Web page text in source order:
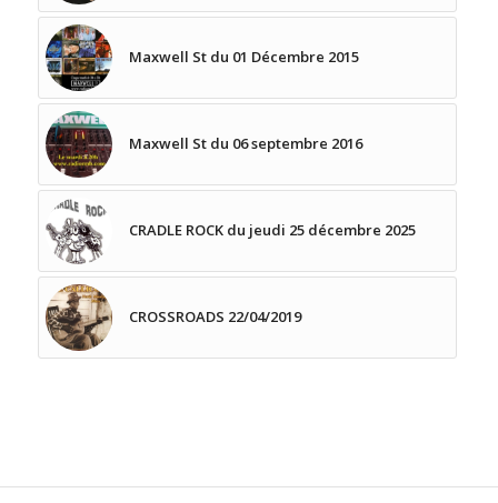
Maxwell St du 01 Décembre 2015
Maxwell St du 06 septembre 2016
CRADLE ROCK du jeudi 25 décembre 2025
CROSSROADS 22/04/2019